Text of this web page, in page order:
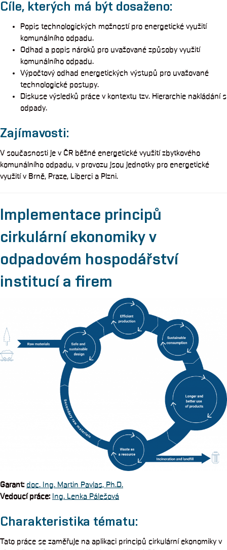
Cíle, kterých má být dosaženo:
Popis technologických možností pro energetické využití
komunálního odpadu.
Odhad a popis nároků pro uvažované způsoby využití
komunálního odpadu.
Výpočtový odhad energetických výstupů pro uvažované
technologické postupy.
Diskuse výsledků práce v kontextu tzv. Hierarchie nakládání s
odpady.
Zajímavosti:
V současnosti je v ČR běžné energetické využití zbytkového
komunálního odpadu, v provozu jsou jednotky pro energetické
využití v Brně, Praze, Liberci a Plzni.
Implementace principů
cirkulární ekonomiky v
odpadovém hospodářství
institucí a firem
Garant: doc. Ing. Martin Pavlas, Ph.D.
Vedoucí práce: Ing. Lenka Pálešová
Charakteristika tématu:
Tato práce se zaměřuje na aplikaci principů cirkulární ekonomiky v